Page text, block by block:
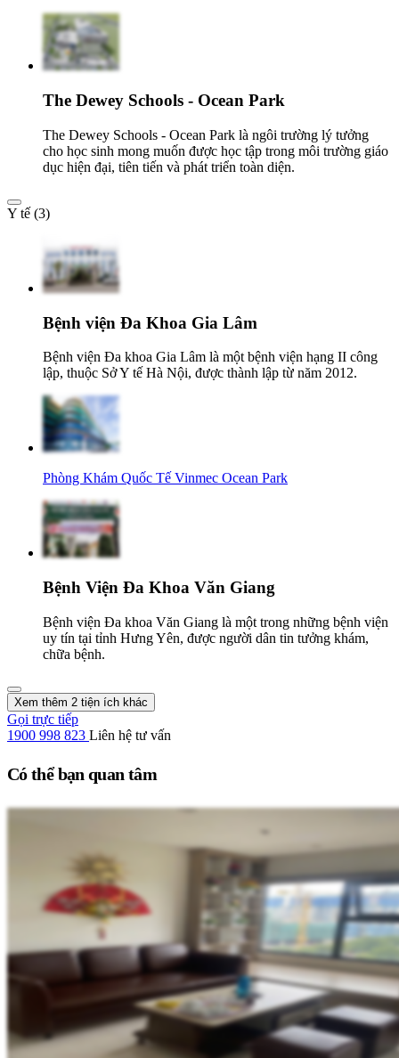
The Dewey Schools - Ocean Park
The Dewey Schools - Ocean Park là ngôi trường lý tưởng
cho học sinh mong muốn được học tập trong môi trường giáo
dục hiện đại, tiên tiến và phát triển toàn diện.
Y tế (3)
Bệnh viện Đa Khoa Gia Lâm
Bệnh viện Đa khoa Gia Lâm là một bệnh viện hạng II công
lập, thuộc Sở Y tế Hà Nội, được thành lập từ năm 2012.
Phòng Khám Quốc Tế Vinmec Ocean Park
Bệnh Viện Đa Khoa Văn Giang
Bệnh viện Đa khoa Văn Giang là một trong những bệnh viện
uy tín tại tỉnh Hưng Yên, được người dân tin tưởng khám,
chữa bệnh.
Xem thêm 2 tiện ích khác
Gọi trực tiếp
1900 998 823 Liên hệ tư vấn
Có thể bạn quan tâm